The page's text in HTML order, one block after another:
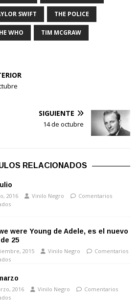
SWIFT THE POLICE
WHO TIM MCGRAW
SIGUIENTE
14 de octubre
RELACIONADOS
2016 Vinilo Negro
Comentarios
were Young de Adele, es el nuevo
25
2015 Vinilo Negro
Comentarios
2016 Vinilo Negro
Comentarios